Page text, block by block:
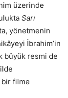
üzerinde
Sarı
yönetmenin
İbrahim’in
büyük resmi de
bir filme